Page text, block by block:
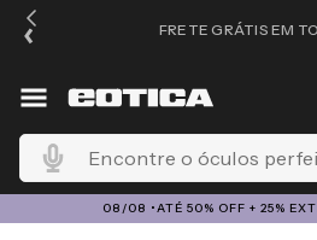
FRETE GRÁTIS EM
Encontre o óculos perfeito para
08/08 •ATÉ 50% OFF + 25%